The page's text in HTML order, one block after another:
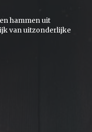
hammen uit
van uitzonderlijke